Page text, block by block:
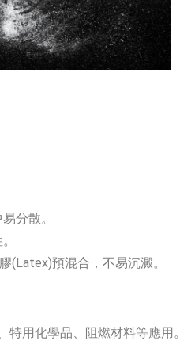
分散。
(Latex)預混合，不易沉澱。
用化學品、阻燃材料等應用。